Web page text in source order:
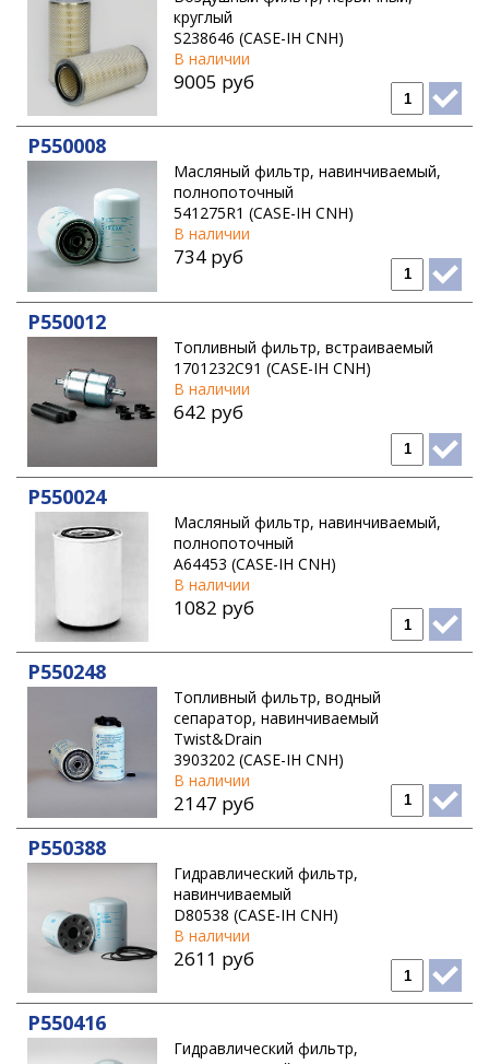
LIUGONG
LONKING
MANITOU
MTU
NEW HOLLAND
NISSAN
PERKINS
SAKAI
SENNEBOGEN
SHANTUI
TADANO
TEREX
THERMO KING
VIBROMAX
VOGELE
VOLVO CONSTRUCTION EQUIPMENT
круглый
S238646 (CASE-IH CNH)
В наличии
9005 руб
P550008
Масляный фильтр, навинчиваемый,
полнопоточный
541275R1 (CASE-IH CNH)
В наличии
734 руб
P550012
Топливный фильтр, встраиваемый
1701232C91 (CASE-IH CNH)
В наличии
642 руб
P550024
Масляный фильтр, навинчиваемый,
полнопоточный
A64453 (CASE-IH CNH)
В наличии
1082 руб
P550248
Топливный фильтр, водный
сепаратор, навинчиваемый
Twist&Drain
3903202 (CASE-IH CNH)
В наличии
2147 руб
P550388
Гидравлический фильтр,
навинчиваемый
D80538 (CASE-IH CNH)
В наличии
2611 руб
P550416
Гидравлический фильтр,